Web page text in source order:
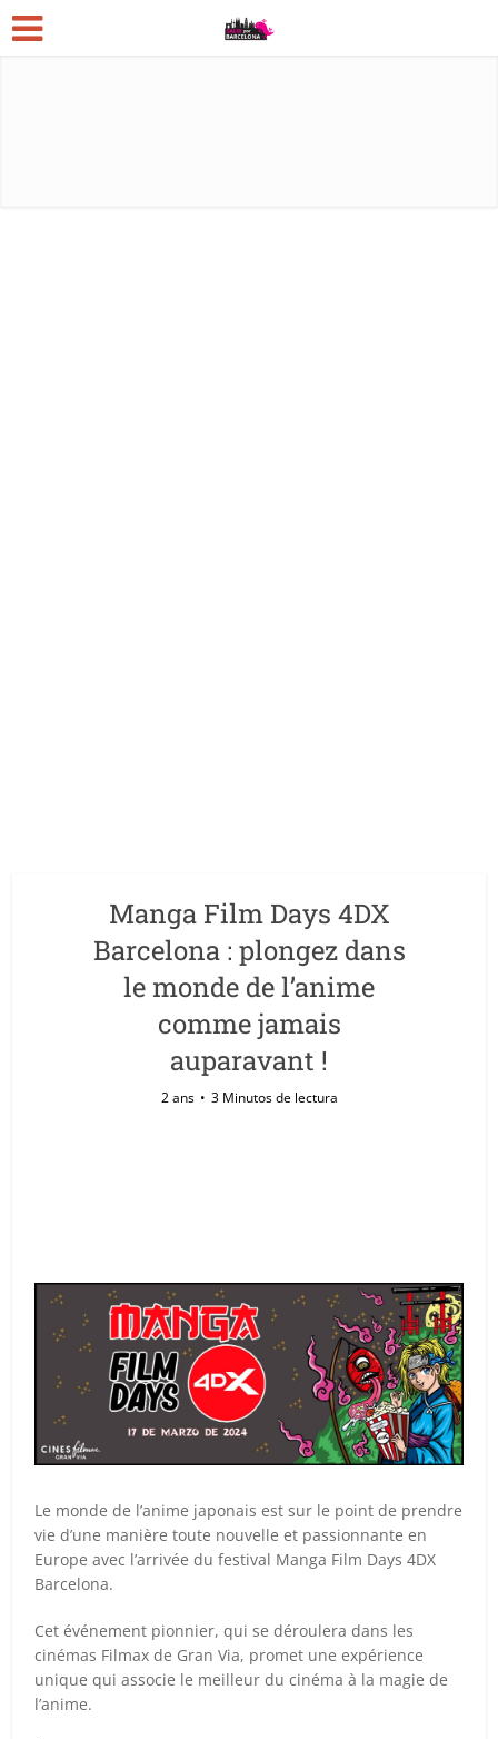
Manga Film Days 4DX
Barcelona : plongez dans
le monde de l’anime
comme jamais
auparavant !
2 ans 3 Minutos de lectura
Le monde de l’anime japonais est sur le point de prendre
vie d’une manière toute nouvelle et passionnante en
Europe avec l’arrivée du festival Manga Film Days 4DX
Barcelona.
Cet événement pionnier, qui se déroulera dans les
cinémas Filmax de Gran Via, promet une expérience
unique qui associe le meilleur du cinéma à la magie de
l’anime.